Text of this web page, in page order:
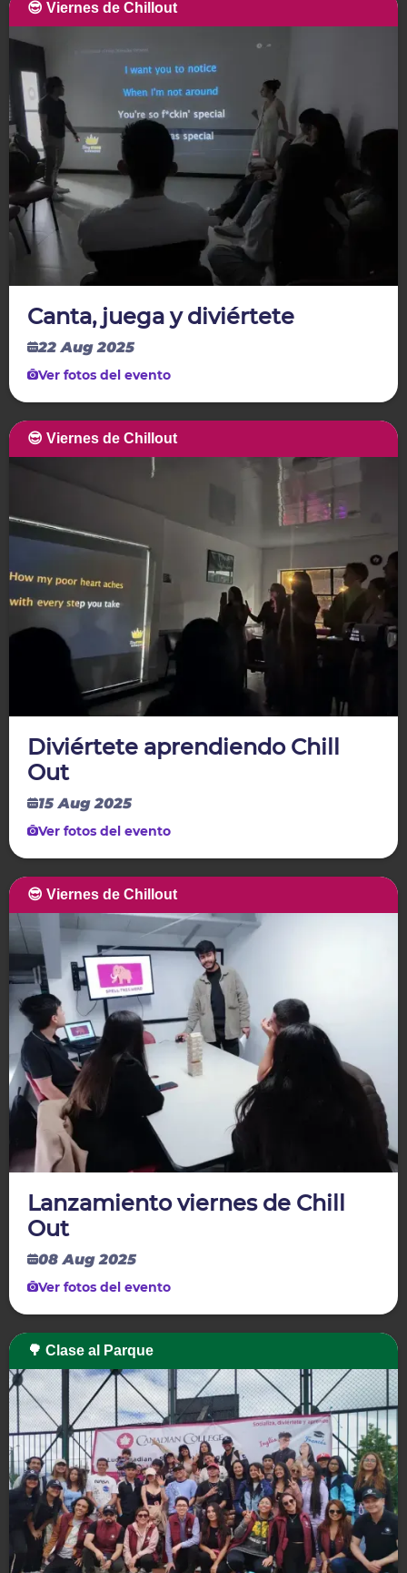
😎 Viernes de Chillout
Canta, juega y diviértete
22 Aug 2025
Ver fotos del evento
😎 Viernes de Chillout
Diviértete aprendiendo Chill
Out
15 Aug 2025
Ver fotos del evento
😎 Viernes de Chillout
Lanzamiento viernes de Chill
Out
08 Aug 2025
Ver fotos del evento
🌳 Clase al Parque